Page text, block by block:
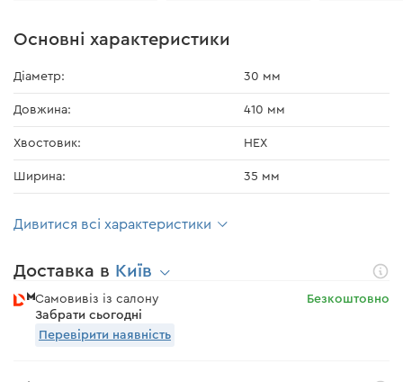
Основні характеристики
Діаметр: 30 мм
Довжина: 410 мм
Хвостовик: HEX
Ширина: 35 мм
Дивитися всі характеристики
Доставка в Київ
Самовивіз із салону
Забрати сьогодні
Безкоштовно
Перевірити наявність